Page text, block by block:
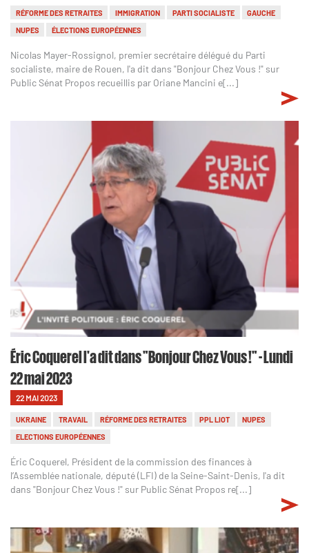
RÉFORME DES RETRAITES IMMIGRATION PARTI SOCIALISTE
GAUCHE
NUPES
ÉLECTIONS EUROPÉENNES
Nicolas Mayer-Rossignol, premier secrétaire délégué du Parti
socialiste, maire de Rouen, l'a dit dans "Bonjour Chez Vous !" sur
Public Sénat Propos recueillis par Oriane Mancini e[...]
Éric Coquerel l'a dit dans "Bonjour Chez Vous !" - Lundi
22 mai 2023
22 MAI 2023
UKRAINE TRAVAIL RÉFORME DES RETRAITES PPL LIOT
NUPES
ELECTIONS EUROPÉENNES
Éric Coquerel, Président de la commission des finances à
l’Assemblée nationale, député (LFI) de la Seine-Saint-Denis, l'a dit
dans "Bonjour Chez Vous !" sur Public Sénat Propos re[...]